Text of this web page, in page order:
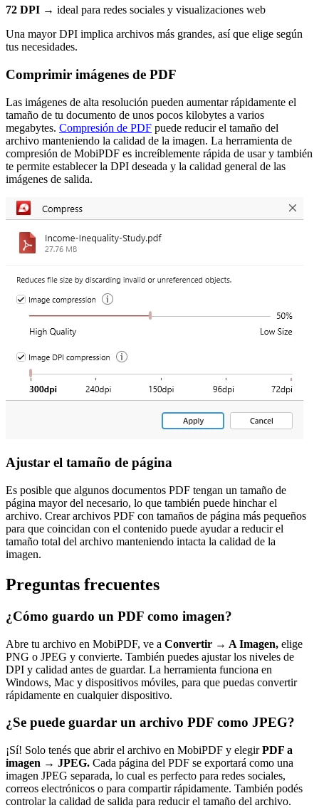
72 DPI → ideal para redes sociales y visualizaciones web
Una mayor DPI implica archivos más grandes, así que elige según
tus necesidades.
Comprimir imágenes de PDF
Las imágenes de alta resolución pueden aumentar rápidamente el
tamaño de tu documento de unos pocos kilobytes a varios
megabytes. Compresión de PDF puede reducir el tamaño del
archivo manteniendo la calidad de la imagen. La herramienta de
compresión de MobiPDF es increíblemente rápida de usar y también
te permite establecer la DPI deseada y la calidad general de las
imágenes de salida.
Ajustar el tamaño de página
Es posible que algunos documentos PDF tengan un tamaño de
página mayor del necesario, lo que también puede hinchar el
archivo. Crear archivos PDF con tamaños de página más pequeños
para que coincidan con el contenido puede ayudar a reducir el
tamaño total del archivo manteniendo intacta la calidad de la
imagen.
Preguntas frecuentes
¿Cómo guardo un PDF como imagen?
Abre tu archivo en MobiPDF, ve a Convertir → A Imagen, elige
PNG o JPEG y convierte. También puedes ajustar los niveles de
DPI y calidad antes de guardar. La herramienta funciona en
Windows, Mac y dispositivos móviles, para que puedas convertir
rápidamente en cualquier dispositivo.
¿Se puede guardar un archivo PDF como JPEG?
¡Sí! Solo tenés que abrir el archivo en MobiPDF y elegirPDF a
imagen → JPEG. Cada página del PDF se exportará como una
imagen JPEG separada, lo cual es perfecto para redes sociales,
correos electrónicos o para compartir rápidamente. También podés
controlar la calidad de salida para reducir el tamaño del archivo.